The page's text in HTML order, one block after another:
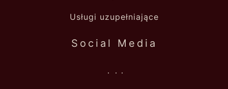
Usługi uzupełniające
Social Media
. . .